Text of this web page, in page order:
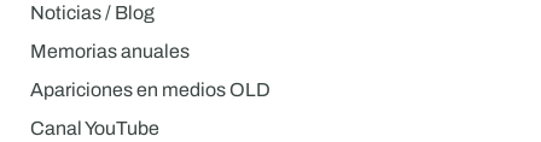
Noticias / Blog
Memorias anuales
Apariciones en medios OLD
Canal YouTube